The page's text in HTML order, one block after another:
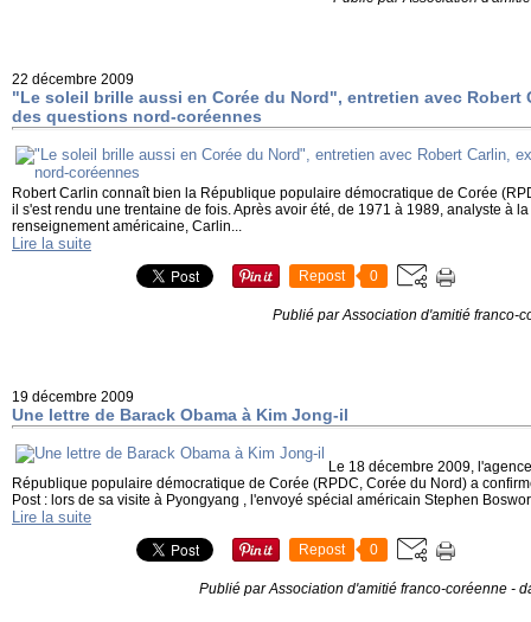
22 décembre 2009
"Le soleil brille aussi en Corée du Nord", entretien avec Robert
des questions nord-coréennes
Robert Carlin connaît bien la République populaire démocratique de Corée
il s'est rendu une trentaine de fois. Après avoir été, de 1971 à 1989, analyste à
renseignement américaine, Carlin...
Lire la suite
Repost 0
Publié par Association d'amitié franco-
19 décembre 2009
Une lettre de Barack Obama à Kim Jong-il
Le 18 décembre 2009,
République populaire démocratique de Corée (RPDC, Corée du Nord) a
Post : lors de sa visite à Pyongyang , l'envoyé spécial américain Stephen
Lire la suite
Repost 0
Publié par Association d'amitié franco-coréenne -